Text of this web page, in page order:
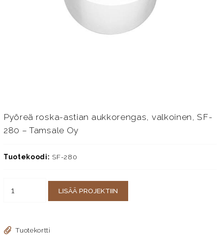
Pyöreä roska-astian aukkorengas, valkoinen, SF-
280 – Tamsale Oy
Tuotekoodi: SF-280
LISÄÄ PROJEKTIIN
Tuotekortti